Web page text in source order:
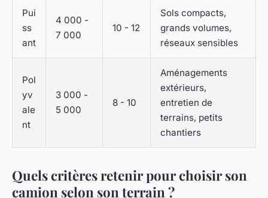
Pui
ss
ant
4 000 -
7 000
10 - 12
Sols compacts,
grands volumes,
réseaux sensibles
Pol
yv
ale
nt
3 000 -
5 000
8 - 10
Aménagements
extérieurs,
entretien de
terrains, petits
chantiers
Quels critères retenir pour choisir son
camion selon son terrain ?